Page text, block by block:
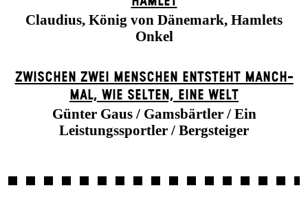
Claudius, König von Dänemark, Hamlets
Onkel
ZWISCHEN ZWEI MENSCHEN ENT­STEHT MANCH­
MAL, WIE SELTEN, EINE WELT
Günter Gaus / Gamsbärtler / Ein
Leistungssportler / Bergsteiger